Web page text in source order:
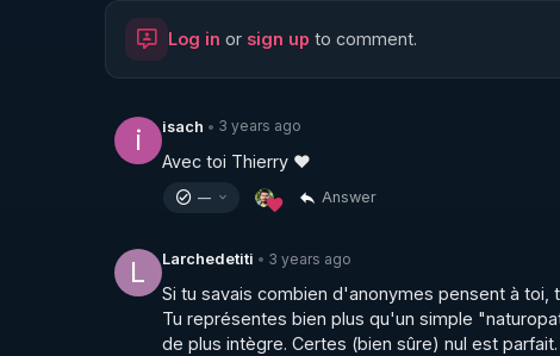
Pour soutenir Thierry et RGNR, pour faire
▶ https://airtable.com/shrwDPcONkBnBpc3P
▶  Code REGENERE10 // Rendez vous sur
________________
▶ Facebook : https://www.facebook.com/
▶ Instagram  : https://www.instagram.com/
▶Twitter : https://twitter.com/thierrycas
Log in or sign up to comment.
i isach • 3 years ago
Avec toi Thierry ❤️
— Answer
L Larchedetiti • 3 years ago
Si tu savais combien d'anonymes pensent à toi,
Tu représentes bien plus qu'un simple
de plus intègre. Certes (bien sûre) nul est